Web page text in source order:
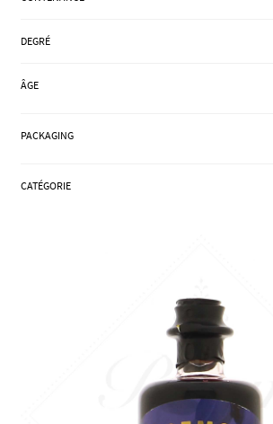
COFFRETS & CADEAUX
DEGRÉ
ÂGE
PACKAGING
CATÉGORIE